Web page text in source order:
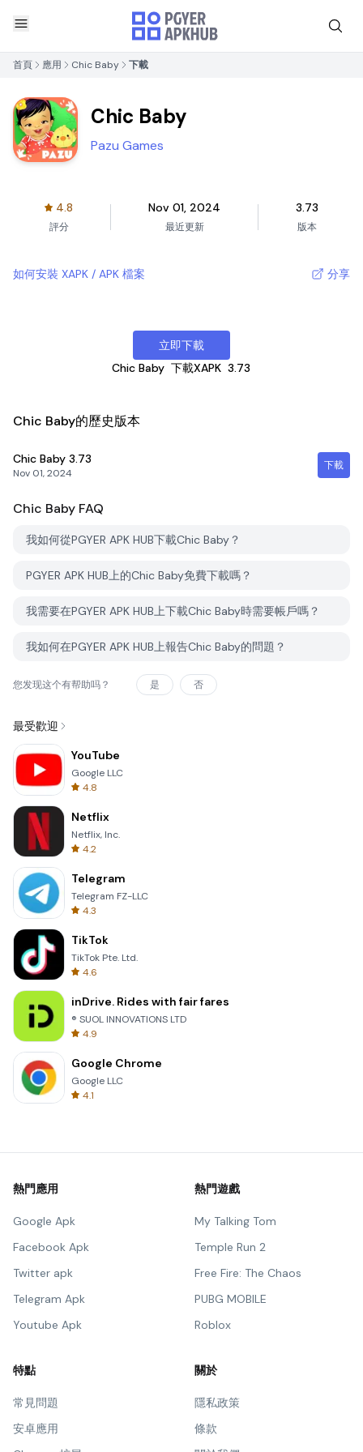
首頁 應用 Chic Baby 下載
Chic Baby
Pazu Games
4.8
評分
Nov 01, 2024
最近更新
3.73
版本
如何安裝 XAPK / APK 檔案 分享
立即下載
Chic Baby 下載XAPK 3.73
Chic Baby的歷史版本
Chic Baby 3.73
Nov 01, 2024
下載
Chic Baby FAQ
我如何從PGYER APK HUB下載Chic Baby？
PGYER APK HUB上的Chic Baby免費下載嗎？
我需要在PGYER APK HUB上下載Chic Baby時需要帳戶嗎？
我如何在PGYER APK HUB上報告Chic Baby的問題？
您发现这个有帮助吗？ 是 否
最受歡迎
YouTube
Google LLC
4.8
Netflix
Netflix, Inc.
4.2
Telegram
Telegram FZ-LLC
4.3
TikTok
TikTok Pte. Ltd.
4.6
inDrive. Rides with fair fares
® SUOL INNOVATIONS LTD
4.9
Google Chrome
Google LLC
4.1
熱門應用
Google Apk
Facebook Apk
Twitter apk
Telegram Apk
Youtube Apk
熱門遊戲
My Talking Tom
Temple Run 2
Free Fire: The Chaos
PUBG MOBILE
Roblox
特點
常見問題
安卓應用
關於
隱私政策
條款